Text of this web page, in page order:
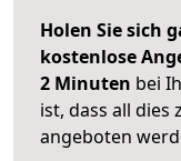
Holen Sie sich
kostenlose
2 Minuten bei
ist, dass all dies
angeboten